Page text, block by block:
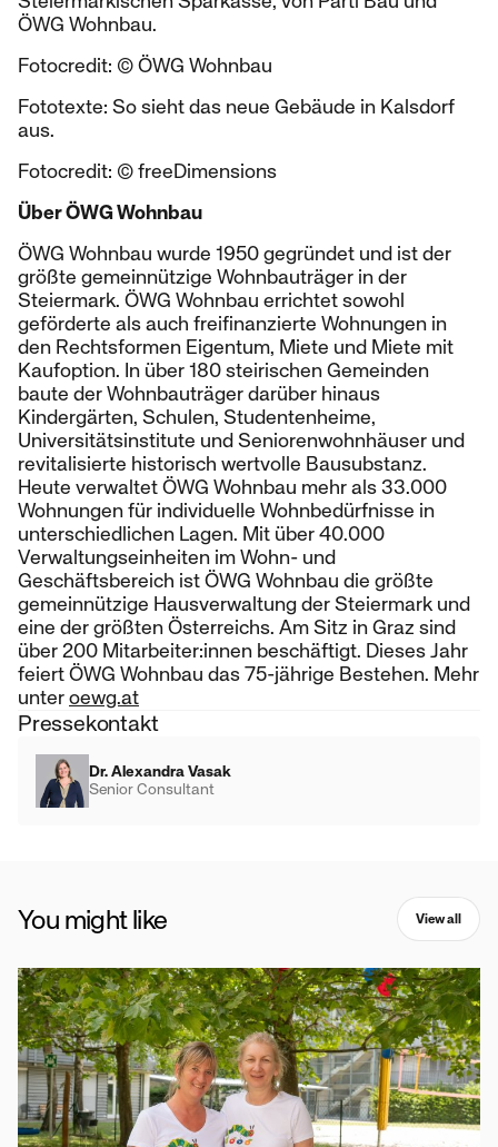
ÖWG Wohnbau.
Fotocredit: © ÖWG Wohnbau
Fototexte: So sieht das neue Gebäude in Kalsdorf
aus.
Fotocredit: © freeDimensions
Über ÖWG Wohnbau
ÖWG Wohnbau wurde 1950 gegründet und ist der
größte gemeinnützige Wohnbauträger in der
Steiermark. ÖWG Wohnbau errichtet sowohl
geförderte als auch freifinanzierte Wohnungen in
den Rechtsformen Eigentum, Miete und Miete mit
Kaufoption. In über 180 steirischen Gemeinden
baute der Wohnbauträger darüber hinaus
Kindergärten, Schulen, Studentenheime,
Universitätsinstitute und Seniorenwohnhäuser und
revitalisierte historisch wertvolle Bausubstanz.
Heute verwaltet ÖWG Wohnbau mehr als 33.000
Wohnungen für individuelle Wohnbedürfnisse in
unterschiedlichen Lagen. Mit über 40.000
Verwaltungseinheiten im Wohn- und
Geschäftsbereich ist ÖWG Wohnbau die größte
gemeinnützige Hausverwaltung der Steiermark und
eine der größten Österreichs. Am Sitz in Graz sind
über 200 Mitarbeiter:innen beschäftigt. Dieses Jahr
feiert ÖWG Wohnbau das 75-jährige Bestehen. Mehr
unteroewg.at
Pressekontakt
Dr. Alexandra Vasak
Senior Consultant
You might like View all